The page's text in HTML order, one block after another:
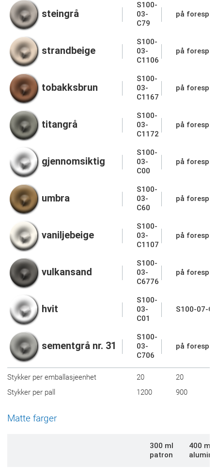
steingrå
S100-
03-
C79
på
strandbeige
S100-
03-
C1106
på
tobakksbrun
S100-
03-
C1167
på
titangrå
S100-
03-
C1172
på
gjennomsiktig
S100-
03-
C00
på
umbra
S100-
03-
C60
på
vaniljebeige
S100-
03-
C1107
på
vulkansand
S100-
03-
C6776
på
hvit
S100-
03-
C01
S100-07-
sementgrå nr. 31
S100-
03-
C706
på
Stykker per emballasjeenhet 20
20
Stykker per pall
1200 900
Matte farger
300 ml
patron
400 ml